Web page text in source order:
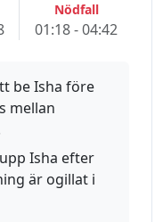
Nödfall
01:18 - 04:42
be Isha före
mellan
Isha efter
är ogillat i